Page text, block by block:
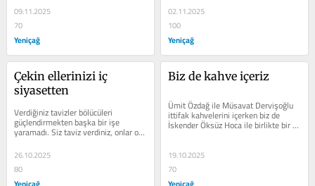
09.11.2025
70
Yeniçağ
02.11.2025
100
Yeniçağ
Çekin ellerinizi iç
siyasetten
Verdiğiniz tavizler bölücüleri
güçlendirmekten başka bir işe
yaramadı. Siz taviz verdiniz, onlar on
adım ileri gitti; bir daha taviz...
26.10.2025
80
Biz de kahve içeriz
Ümit Özdağ ile Müsavat Dervişoğlu
ittifak kahvelerini içerken biz de
İskender Öksüz Hoca ile birlikte bir
19.10.2025
70